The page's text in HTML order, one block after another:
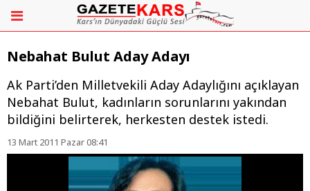
Nebahat Bulut Aday Adayı
Ak Parti’den Milletvekili Aday Adaylığını açıklayan
Nebahat Bulut, kadınların sorunlarını yakından
bildiğini belirterek, herkesten destek istedi.
13 Mart 2011 Pazar 08:41